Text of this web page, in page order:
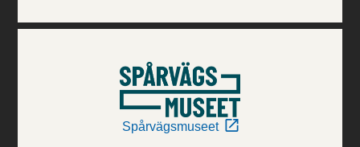
Spårvägsmuseet